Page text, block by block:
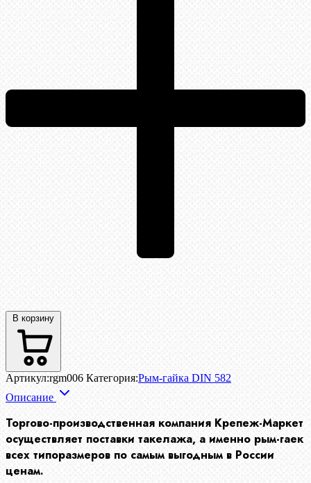
В корзину
Артикул:rgm006 Категория:Рым-гайка DIN 582
Описание
Торгово-производственная компания Крепеж-Маркет
осуществляет поставки такелажа, а именно рым-гаек
всех типоразмеров по самым выгодным в России
ценам.